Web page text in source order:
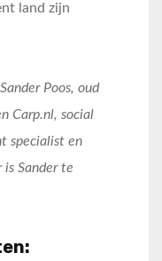
land zijn
Poos, oud
Carp.nl, social
specialist en
Sander te